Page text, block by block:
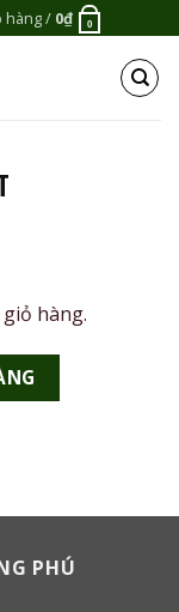
hàng / 0₫ 0
hàng.
PHÚ